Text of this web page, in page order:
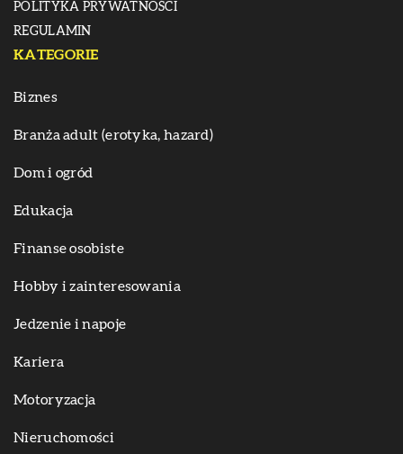
POLITYKA PRYWATNOŚCI
REGULAMIN
KATEGORIE
Biznes
Branża adult (erotyka, hazard)
Dom i ogród
Edukacja
Finanse osobiste
Hobby i zainteresowania
Jedzenie i napoje
Kariera
Motoryzacja
Nieruchomości